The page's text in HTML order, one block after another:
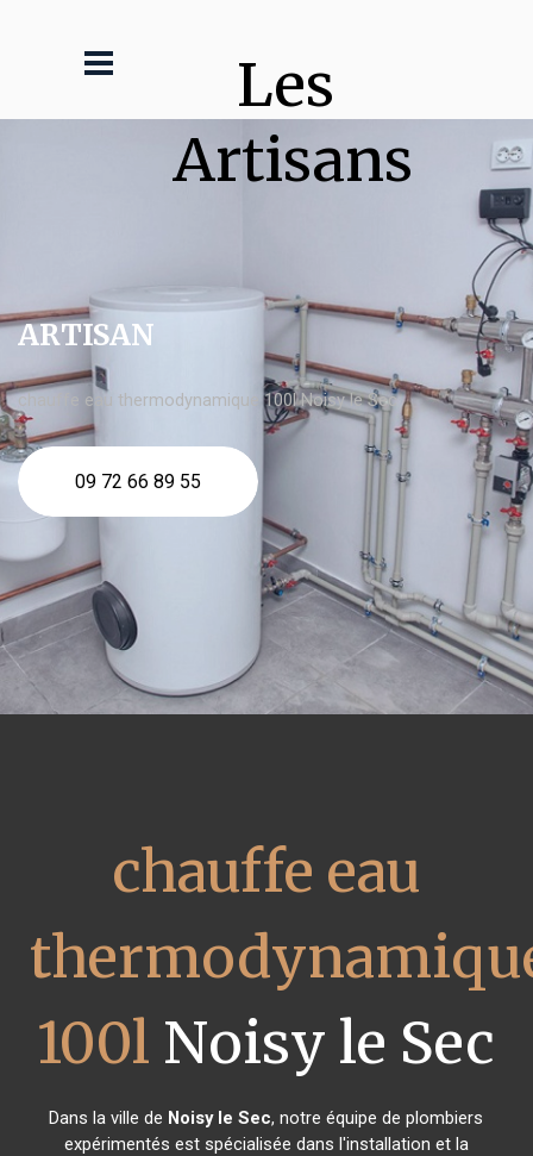
Les
Artisans
ARTISAN
chauffe eau thermodynamique 100l Noisy le Sec
09 72 66 89 55
chauffe eau
100l Noisy le Sec
Dans la ville de Noisy le Sec, notre équipe de plombiers
expérimentés est spécialisée dans l'installation et la